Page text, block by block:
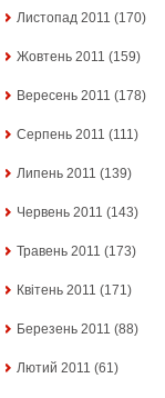
Листопад 2011 (170)
Жовтень 2011 (159)
Вересень 2011 (178)
Серпень 2011 (111)
Липень 2011 (139)
Червень 2011 (143)
Травень 2011 (173)
Квітень 2011 (171)
Березень 2011 (88)
Лютий 2011 (61)